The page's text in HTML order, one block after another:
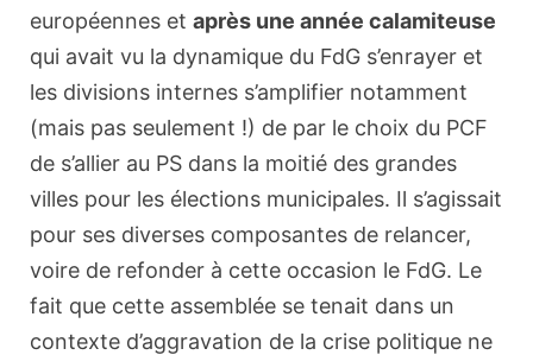
européennes et après une année calamiteuse
qui avait vu la dynamique du FdG s’enrayer et
les divisions internes s’amplifier notamment
(mais pas seulement !) de par le choix du PCF
de s’allier au PS dans la moitié des grandes
villes pour les élections municipales. Il s’agissait
pour ses diverses composantes de relancer,
voire de refonder à cette occasion le FdG. Le
fait que cette assemblée se tenait dans un
contexte d’aggravation de la crise politique ne